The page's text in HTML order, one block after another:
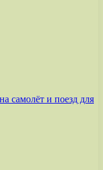
самолёт и поезд для